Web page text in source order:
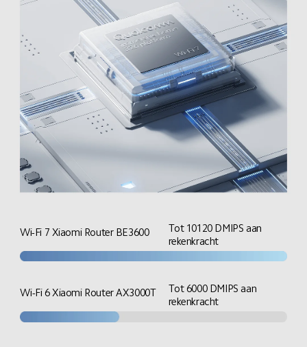
Wi-Fi 7 Xiaomi Router BE3600
Tot 10120 DMIPS aan
rekenkracht
Wi-Fi 6 Xiaomi Router AX3000T
Tot 6000 DMIPS aan
rekenkracht